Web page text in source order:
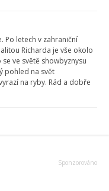
Po letech v zahraniční
Richarda je vše okolo
ve světě showbyznysu
pohled na svět
na ryby. Rád a dobře